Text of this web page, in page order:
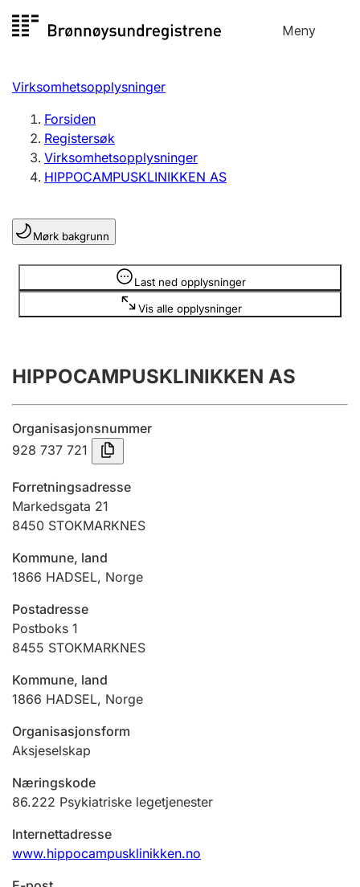
til
Meny
Registersøk
Aksjeselskap
Enkeltpersonforetak
Registrere, endre, slette
Lag og forening
Registrere, endre, slette
Årsregnskap
Innsending og forsinkelsesgebyr
Tinglysing
Jeger
Ektepaktveileder
Andre tema
Virksomhetsopplysninger
Forsiden
Registersøk
Virksomhetsopplysninger
HIPPOCAMPUSKLINIKKEN AS
Mørk bakgrunn
Last ned opplysninger
Vis alle opplysninger
Opplysninger er skjult
HIPPOCAMPUSKLINIKKEN AS
Organisasjonsnummer
928 737 721
Forretningsadresse
Markedsgata 21
8450 STOKMARKNES
Kommune, land
1866 HADSEL, Norge
Postadresse
Postboks 1
8455 STOKMARKNES
Kommune, land
1866 HADSEL, Norge
Organisasjonsform
Aksjeselskap
Næringskode
86.222 Psykiatriske legetjenester
Internettadresse
www.hippocampusklinikken.no